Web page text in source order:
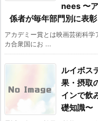
nees 〜
係者が毎年部門別に表
アカデミー賞とは映画芸術科
カ合衆国にお ...
ルイボス
果・摂取
インで飲
礎知識〜